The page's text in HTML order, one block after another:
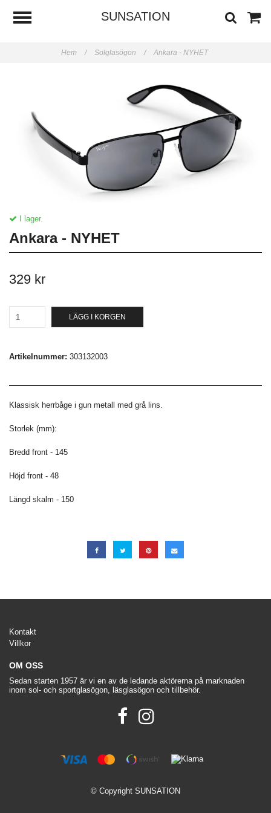
SUNSATION
Hem / Solglasögon / Ankara - NYHET
I lager.
Ankara - NYHET
329 kr
LÄGG I KORGEN
Artikelnummer: 303132003
Klassisk herrbåge i gun metall med grå lins.
Storlek (mm):
Bredd front - 145
Höjd front - 48
Längd skalm - 150
Kontakt
Villkor
OM OSS
Sedan starten 1957 är vi en av de ledande aktörerna på marknaden
inom sol- och sportglasögon, läsglasögon och tillbehör.
© Copyright SUNSATION